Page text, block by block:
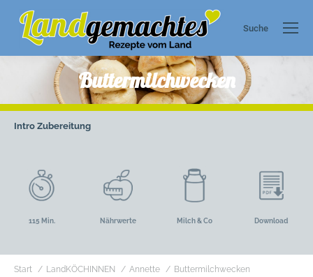
Search:
Suche
Buttermilchwecken
Intro Zubereitung
115 Min. Nährwerte Milch & Co Download
Sie befinden sich hier:
Start LandKÖCHINNEN Annette Buttermilchwecken